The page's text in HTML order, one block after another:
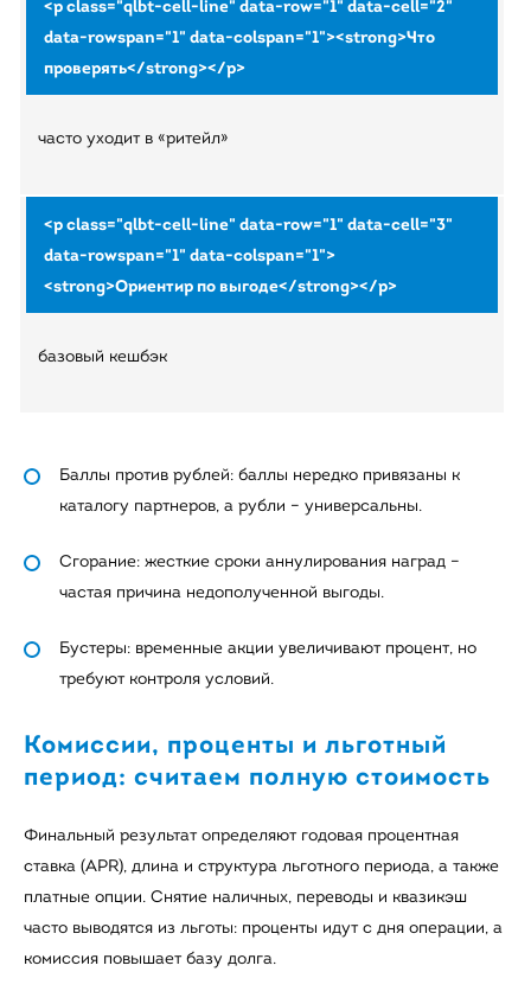
часто уходит в «ритейл»
базовый кешбэк
Баллы против рублей: баллы нередко привязаны к
каталогу партнеров, а рубли – универсальны.
Сгорание: жесткие сроки аннулирования наград –
частая причина недополученной выгоды.
Бустеры: временные акции увеличивают процент, но
требуют контроля условий.
Комиссии, проценты и льготный
период: считаем полную стоимость
Финальный результат определяют годовая процентная
ставка (APR), длина и структура льготного периода, а также
платные опции. Снятие наличных, переводы и квазикэш
часто выводятся из льготы: проценты идут с дня операции, а
комиссия повышает базу долга.